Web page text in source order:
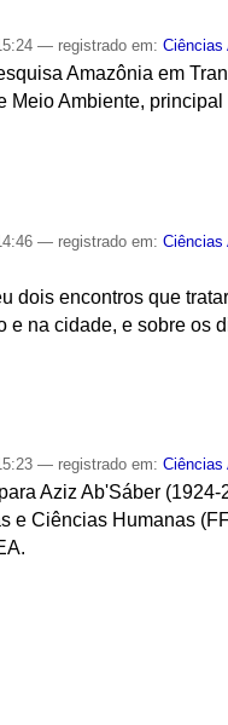
— registrado em:Ciências
Amazônia em
Ambiente, principal
— registrado em:Ciências
dois encontros que
na cidade, e sobre os
— registrado em:Ciências
Aziz Ab'Sáber
e Ciências Humanas